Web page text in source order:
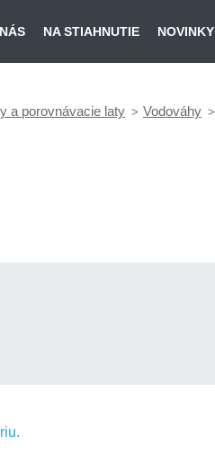
NA STIAHNUTIE NOVINKY
a porovnávacie laty Vodováhy